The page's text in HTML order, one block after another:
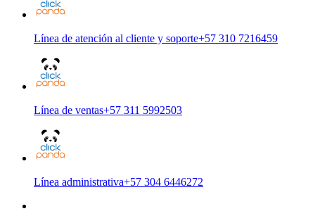
Línea de atención al cliente y soporte+57 310 7216459
Línea de ventas+57 311 5992503
Línea administrativa+57 304 6446272